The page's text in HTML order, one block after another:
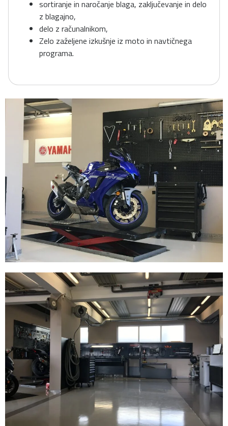
sortiranje in naročanje blaga, zaključevanje in delo
z blagajno,
delo z računalnikom,
Zelo zaželjene izkušnje iz moto in navtičnega
programa.